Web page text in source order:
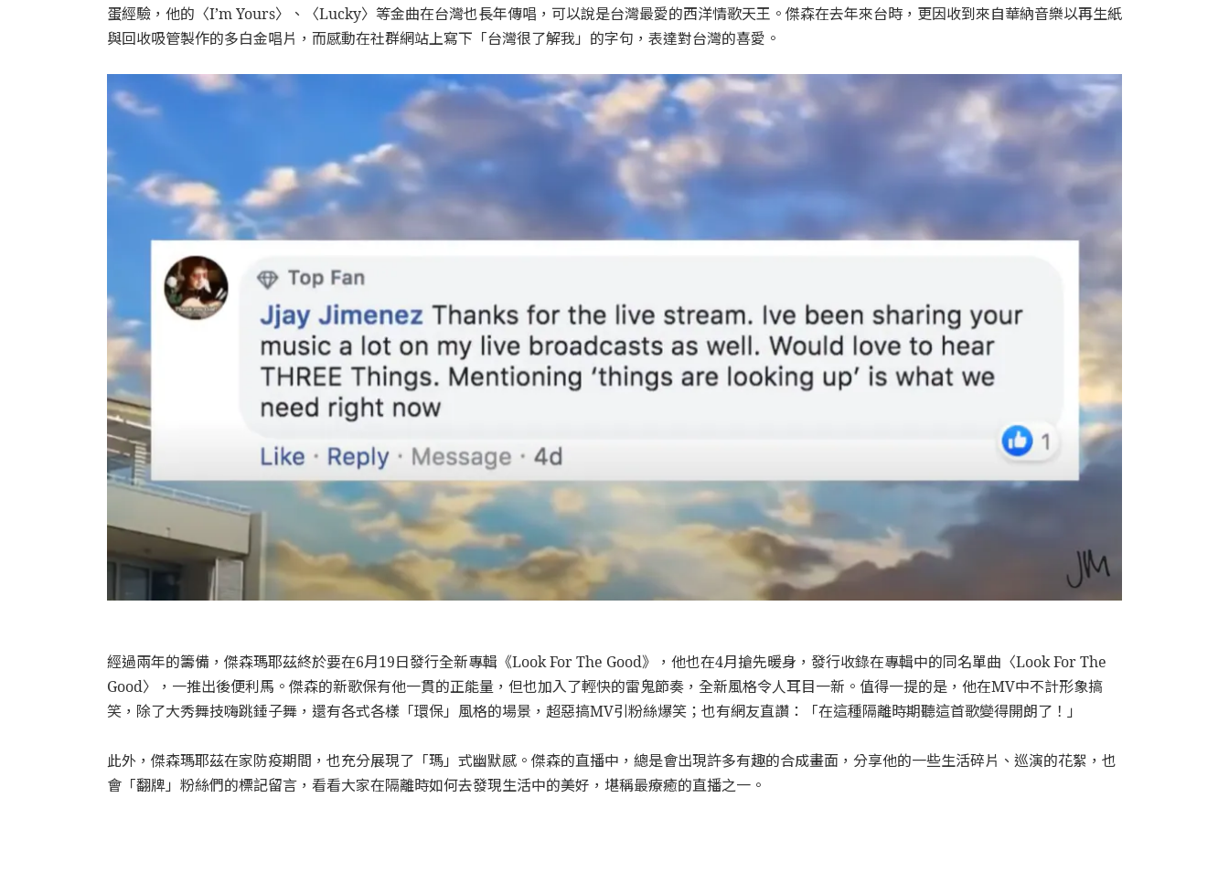
蛋經驗，他的〈I’m Yours〉、〈Lucky〉等金曲在台灣也長年傳唱，可以說是台灣最愛的西洋情歌天王。傑森在去年來台時，更因收到來自華納音樂以再生紙
與回收吸管製作的多白金唱片，而感動在社群網站上寫下「台灣很了解我」的字句，表達對台灣的喜愛。
經過兩年的籌備，傑森瑪耶茲終於要在6月19日發行全新專輯《Look For The Good》，他也在4月搶先暖身，發行收錄在專輯中的同名單曲〈Look For The
Good〉，一推出後便利馬。傑森的新歌保有他一貫的正能量，但也加入了輕快的雷鬼節奏，全新風格令人耳目一新。值得一提的是，他在MV中不計形象搞
笑，除了大秀舞技嗨跳錘子舞，還有各式各樣「環保」風格的場景，超惡搞MV引粉絲爆笑；也有網友直讚：「在這種隔離時期聽這首歌變得開朗了！」
此外，傑森瑪耶茲在家防疫期間，也充分展現了「瑪」式幽默感。傑森的直播中，總是會出現許多有趣的合成畫面，分享他的一些生活碎片、巡演的花絮，也
會「翻牌」粉絲們的標記留言，看看大家在隔離時如何去發現生活中的美好，堪稱最療癒的直播之一。